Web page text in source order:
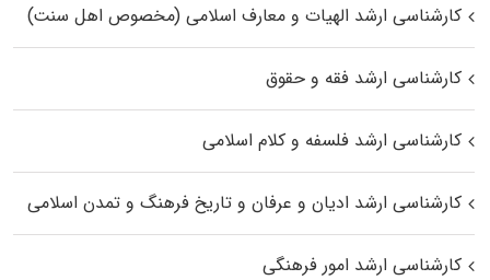
کارشناسی ارشد الهیات و معارف اسلامی (مخصوص اهل سنت)
کارشناسی ارشد فقه و حقوق
کارشناسی ارشد فلسفه و کلام اسلامی
کارشناسی ارشد ادیان و عرفان و تاریخ فرهنگ و تمدن اسلامی
کارشناسی ارشد امور فرهنگی